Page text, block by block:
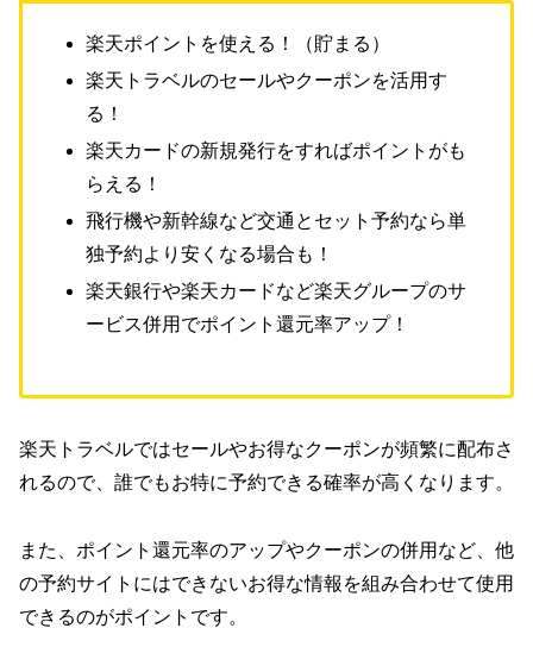
楽天ポイントを使える！（貯まる）
楽天トラベルのセールやクーポンを活用す
る！
楽天カードの新規発行をすればポイントがも
らえる！
飛行機や新幹線など交通とセット予約なら単
独予約より安くなる場合も！
楽天銀行や楽天カードなど楽天グループのサ
ービス併用でポイント還元率アップ！
楽天トラベルではセールやお得なクーポンが頻繁に配布さ
れるので、誰でもお特に予約できる確率が高くなります。
また、ポイント還元率のアップやクーポンの併用など、 他
の予約サイトにはできないお得な情報を組み合わせて使用
できるのがポイントです。